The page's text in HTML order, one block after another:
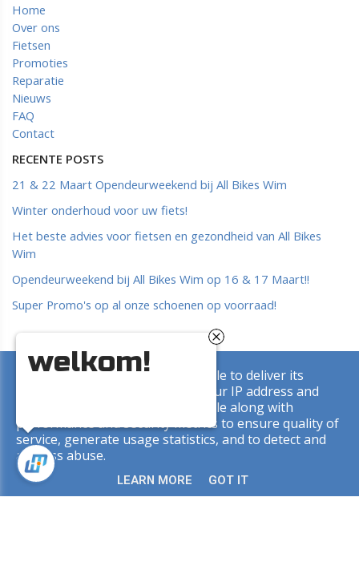
Home
Over ons
Fietsen
Promoties
Reparatie
Nieuws
FAQ
Contact
RECENTE POSTS
21 & 22 Maart Opendeurweekend bij All Bikes Wim
Winter onderhoud voor uw fiets!
Het beste advies voor fietsen en gezondheid van All Bikes
Wim
Opendeurweekend bij All Bikes Wim op 16 & 17 Maart!!
Super Promo's op al onze schoenen op voorraad!
Copyright © 2026 All Bikes Wim. All rights reserved. |
UP-TO-DATE WebDesign
This site uses cookies from Google to deliver its
services and to analyze traffic. Your IP address and
user-agent are shared with Google along with
performance and security metrics to ensure quality of
service, generate usage statistics, and to detect and
address abuse.
LEARN MORE GOT IT
welkom!